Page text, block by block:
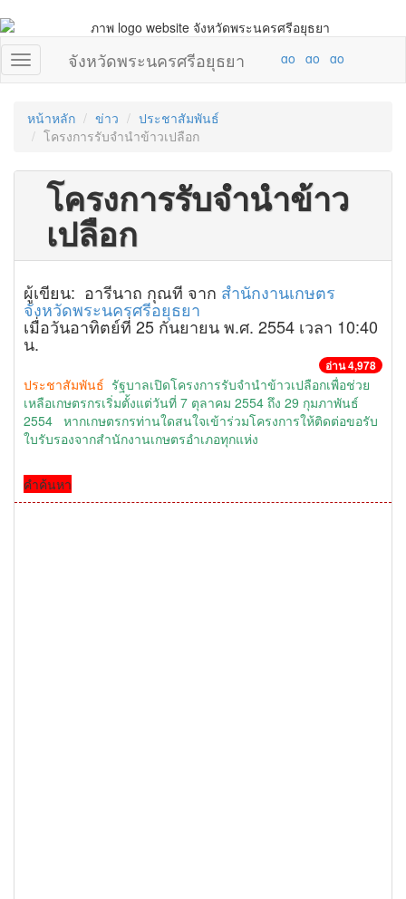
จังหวัดพระนครศรีอยุธยา
หน้าหลัก ข่าว
ประชาสัมพันธ์
โครงการรับจำนำข้าวเปลือก
โครงการรับจำนำข้าว
เปลือก
ผู้เขียน: อารีนาถ กุณที จาก สำนักงานเกษตร
จังหวัดพระนครศรีอยุธยา
เมื่อวันอาทิตย์ที่ 25 กันยายน พ.ศ. 2554 เวลา 10:40
น.
อ่าน 4,978
ประชาสัมพันธ์ รัฐบาลเปิดโครงการรับจำนำข้าวเปลือกเพื่อช่วย
เหลือเกษตรกรเริ่มตั้งแต่วันที่ 7 ตุลาคม 2554 ถึง 29 กุมภาพันธ์
2554 หากเกษตรกรท่านใดสนใจเข้าร่วมโครงการให้ติดต่อขอรับ
ใบรับรองจากสำนักงานเกษตรอำเภอทุกแห่ง
คำค้นหา